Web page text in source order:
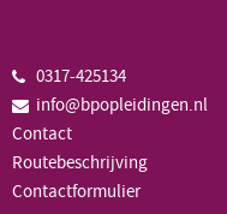
0317-425134
info@bpopleidingen.nl
Contact
Routebeschrijving
Contactformulier